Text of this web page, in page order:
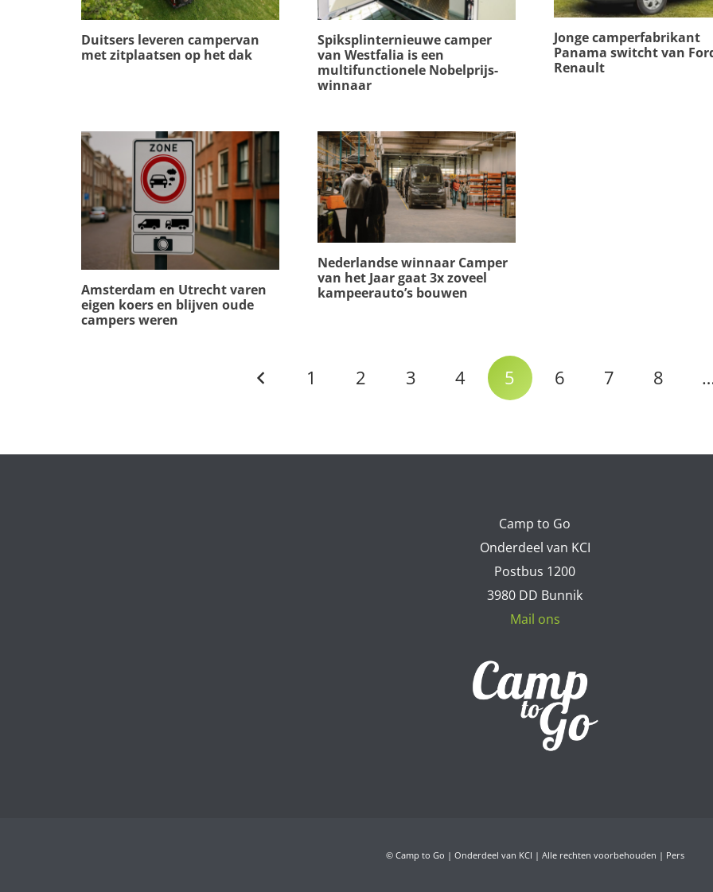
Duitsers leveren campervan
met zitplaatsen op het dak
Spiksplinternieuwe camper
van Westfalia is een
multifunctionele Nobelprijs-
winnaar
Jonge camperfabrikant
Panama switcht van
Renault
Amsterdam en Utrecht varen
eigen koers en blijven oude
campers weren
Nederlandse winnaar Camper
van het Jaar gaat 3x zoveel
kampeerauto’s bouwen
1 2 3 4 5 6 7 8
Camp to Go
Onderdeel van KCI
Postbus 1200
3980 DD Bunnik
Mail ons
© Camp to Go | Onderdeel van KCI | Alle rechten voorbehouden | Pers